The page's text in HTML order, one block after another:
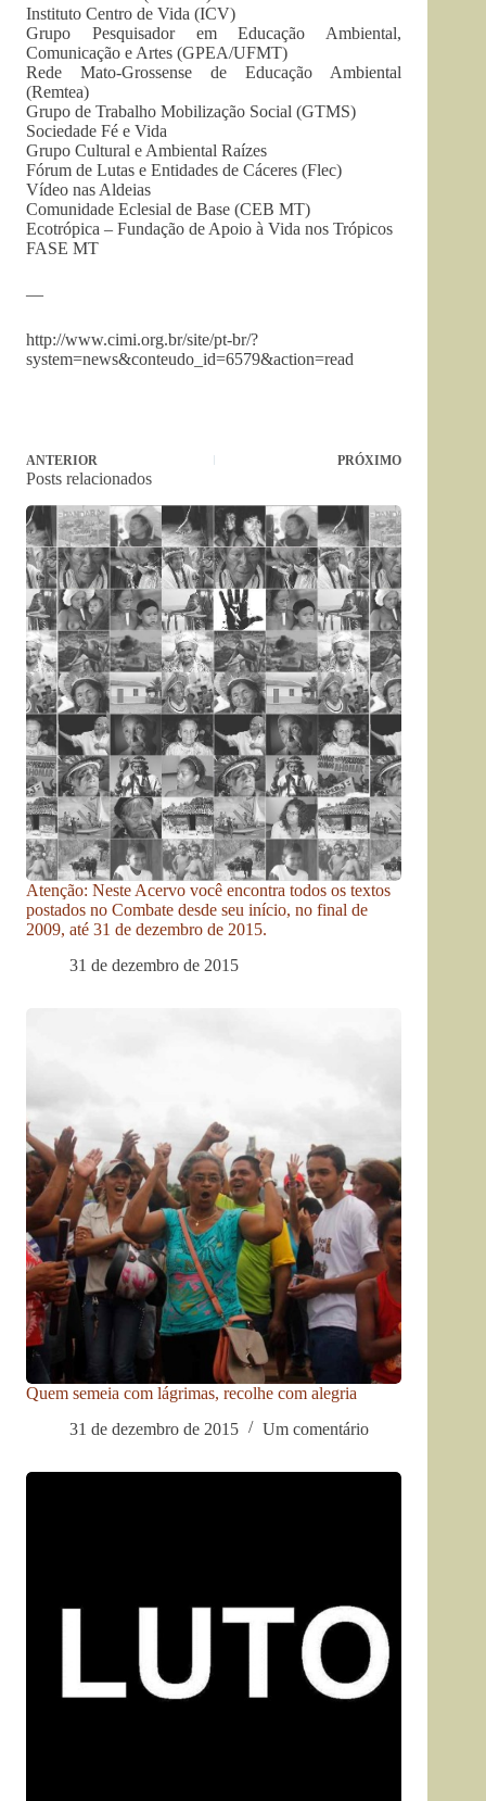
Instituto Centro de Vida (ICV)
Grupo Pesquisador em Educação Ambiental,
Comunicação e Artes (GPEA/UFMT)
Rede Mato-Grossense de Educação Ambiental
(Remtea)
Grupo de Trabalho Mobilização Social (GTMS)
Sociedade Fé e Vida
Grupo Cultural e Ambiental Raízes
Fórum de Lutas e Entidades de Cáceres (Flec)
Vídeo nas Aldeias
Comunidade Eclesial de Base (CEB MT)
Ecotrópica – Fundação de Apoio à Vida nos Trópicos
FASE MT
—
http://www.cimi.org.br/site/pt-br/?
system=news&conteudo_id=6579&action=read
ANTERIOR PRÓXIMO
Posts relacionados
Atenção: Neste Acervo você encontra todos os textos
postados no Combate desde seu início, no final de
2009, até 31 de dezembro de 2015.
31 de dezembro de 2015
Quem semeia com lágrimas, recolhe com alegria
31 de dezembro de 2015
Um comentário